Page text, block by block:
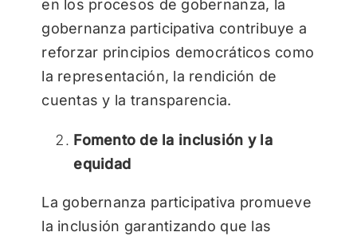
en los procesos de gobernanza, la
gobernanza participativa contribuye a
reforzar principios democráticos como
la representación, la rendición de
cuentas y la transparencia.
Fomento de la inclusión y la
equidad
La gobernanza participativa promueve
la inclusión garantizando que las